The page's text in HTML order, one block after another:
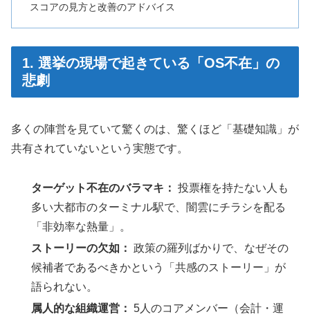
スコアの見方と改善のアドバイス
1. 選挙の現場で起きている「OS不在」の
悲劇
多くの陣営を見ていて驚くのは、驚くほど「基礎知識」が
共有されていないという実態です。
ターゲット不在のバラマキ： 投票権を持たない人も
多い大都市のターミナル駅で、闇雲にチラシを配る
「非効率な熱量」。
ストーリーの欠如： 政策の羅列ばかりで、なぜその
候補者であるべきかという「共感のストーリー」が
語られない。
属人的な組織運営： 5人のコアメンバー（会計・運